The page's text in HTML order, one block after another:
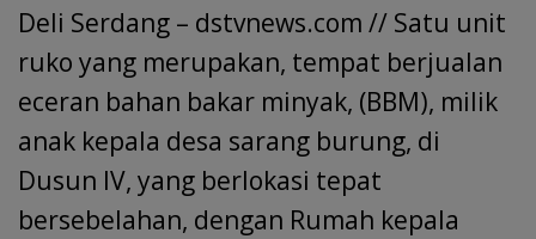
b
o
o
k
s
A
p
p
e
dI
n
l gr
a
m
a
d
s
er
ar
e
Deli Serdang – dstvnews.com // Satu unit
ruko yang merupakan, tempat berjualan
eceran bahan bakar minyak, (BBM), milik
anak kepala desa sarang burung, di
Dusun IV, yang berlokasi tepat
bersebelahan, dengan Rumah kepala